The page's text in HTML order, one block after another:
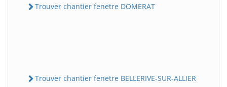
Trouver chantier fenetre DOMERAT
Trouver chantier fenetre BELLERIVE-SUR-ALLIER